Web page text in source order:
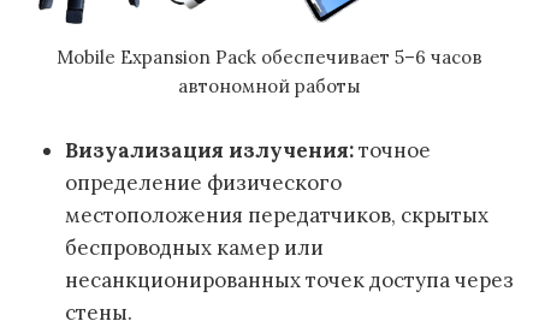
Mobile Expansion Pack обеспечивает 5–6 часов
автономной работы
Визуализация излучения:точное
определение физического
местоположения передатчиков, скрытых
беспроводных камер или
несанкционированных точек доступа через
стены.